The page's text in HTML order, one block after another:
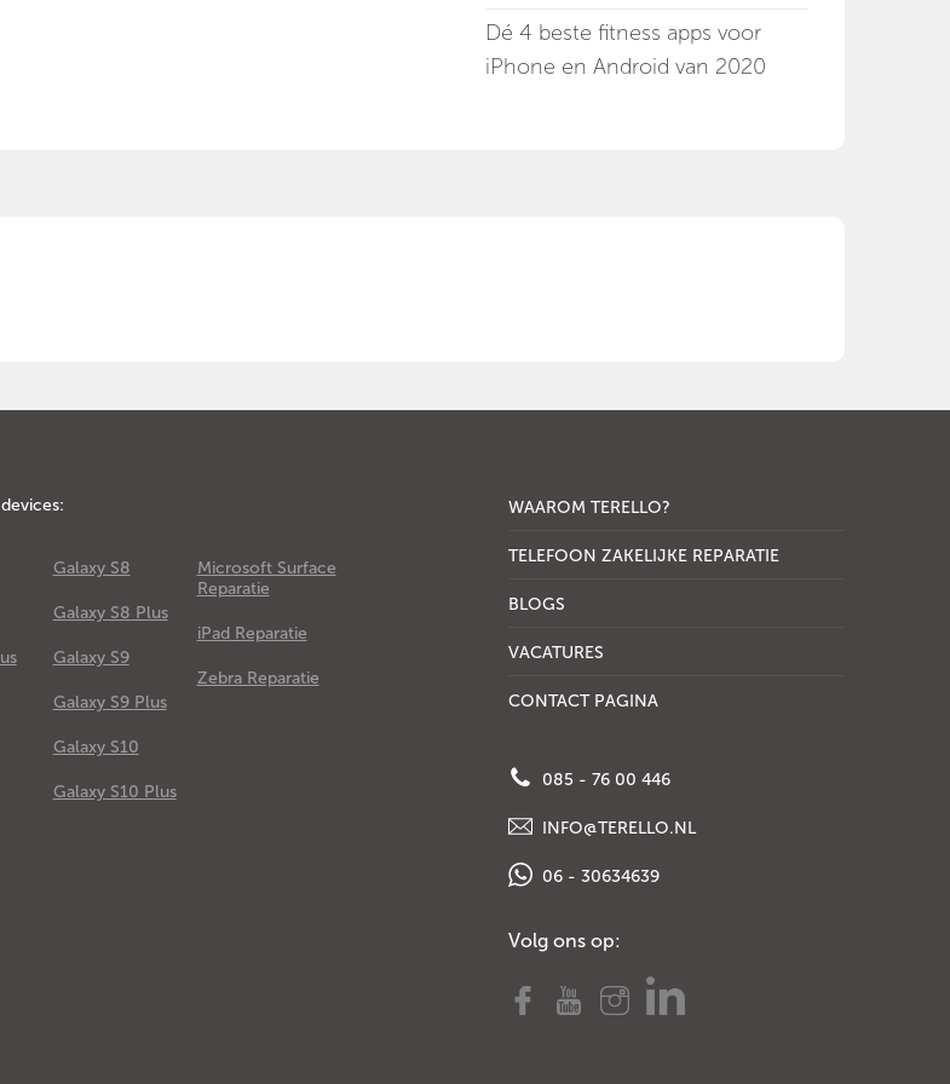
Dé 4 beste fitness apps voor
iPhone en Android van 2020
Galaxy S8
Galaxy S8 Plus
Galaxy S9
Galaxy S9 Plus
Galaxy S10
Galaxy S10 Plus
Microsoft Surface
Reparatie
iPad Reparatie
Zebra Reparatie
WAAROM TERELLO?
TELEFOON ZAKELIJKE REPARATIE
BLOGS
VACATURES
CONTACT PAGINA
085 - 76 00 446
INFO@TERELLO.NL
06 - 30634639
Volg ons op: